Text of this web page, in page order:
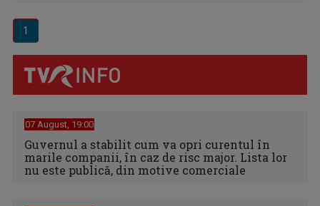
1
07 August, 19:00
Guvernul a stabilit cum va opri curentul în
marile companii, în caz de risc major. Lista lor
nu este publică, din motive comerciale